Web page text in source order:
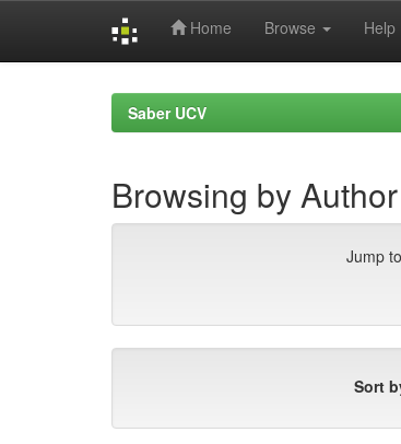
Home Browse Help
Saber UCV
Browsing by
Jump
Sort